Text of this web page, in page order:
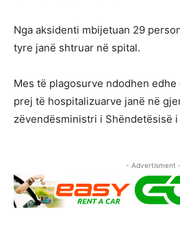
Nga aksidenti mbijetuan 29
tyre janë shtruar në spital.
Mes të plagosurve ndodhen
prej të hospitalizuarve janë në
zëvendësministri i Shëndetësisë i
- Advertisment -